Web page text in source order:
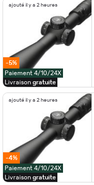
ajouté il y a 2 heures
-5%
Paiement 4/10/24X
Livraison gratuite
ajouté il y a 2 heures
-4%
Paiement 4/10/24X
Livraison gratuite